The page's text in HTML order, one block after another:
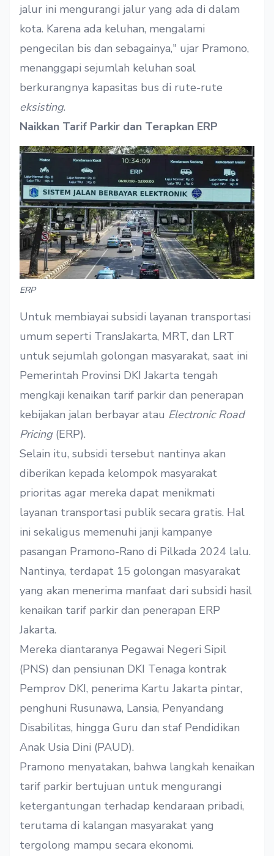
jalur ini mengurangi jalur yang ada di dalam
kota. Karena ada keluhan, mengalami
pengecilan bis dan sebagainya," ujar Pramono,
menanggapi sejumlah keluhan soal
berkurangnya kapasitas bus di rute-rute
eksisting.
Naikkan Tarif Parkir dan Terapkan ERP
ERP
Untuk membiayai subsidi layanan transportasi
umum seperti TransJakarta, MRT, dan LRT
untuk sejumlah golongan masyarakat, saat ini
Pemerintah Provinsi DKI Jakarta tengah
mengkaji kenaikan tarif parkir dan penerapan
kebijakan jalan berbayar atau Electronic Road
Pricing (ERP).
Selain itu, subsidi tersebut nantinya akan
diberikan kepada kelompok masyarakat
prioritas agar mereka dapat menikmati
layanan transportasi publik secara gratis. Hal
ini sekaligus memenuhi janji kampanye
pasangan Pramono-Rano di Pilkada 2024 lalu.
Nantinya, terdapat 15 golongan masyarakat
yang akan menerima manfaat dari subsidi hasil
kenaikan tarif parkir dan penerapan ERP
Jakarta.
Mereka diantaranya Pegawai Negeri Sipil
(PNS) dan pensiunan DKI Tenaga kontrak
Pemprov DKI, penerima Kartu Jakarta pintar,
penghuni Rusunawa, Lansia, Penyandang
Disabilitas, hingga Guru dan staf Pendidikan
Anak Usia Dini (PAUD).
Pramono menyatakan, bahwa langkah kenaikan
tarif parkir bertujuan untuk mengurangi
ketergantungan terhadap kendaraan pribadi,
terutama di kalangan masyarakat yang
tergolong mampu secara ekonomi.